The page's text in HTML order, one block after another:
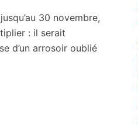
30 novembre,
: il serait
d’un arrosoir oublié